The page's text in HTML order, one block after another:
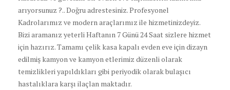
arıyorsunuz ?.. Doğru adrestesiniz. Profesyonel
Kadrolarımız ve modern araçlarımız ile hizmetinizdeyiz.
Bizi aramanız yeterli Haftanın 7 Günü 24 Saat sizlere hizmet
için hazırız. Tamamı çelik kasa kapalı evden eve için dizayn
edilmiş kamyon ve kamyon etlerimiz düzenli olarak
temizlikleri yapıldıkları gibi periyodik olarak bulaşıcı
hastalıklara karşı ilaçlan maktadır.